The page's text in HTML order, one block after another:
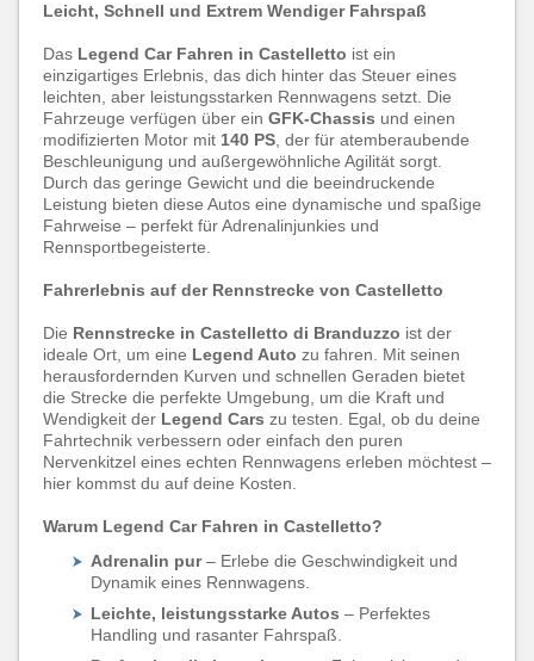
Leicht, Schnell und Extrem Wendiger Fahrspaß
Das Legend Car Fahren in Castelletto ist ein
einzigartiges Erlebnis, das dich hinter das Steuer eines
leichten, aber leistungsstarken Rennwagens setzt. Die
Fahrzeuge verfügen über ein GFK-Chassis und einen
modifizierten Motor mit 140 PS , der für atemberaubende
Beschleunigung und außergewöhnliche Agilität sorgt.
Durch das geringe Gewicht und die beeindruckende
Leistung bieten diese Autos eine dynamische und spaßige
Fahrweise – perfekt für Adrenalinjunkies und
Rennsportbegeisterte.
Fahrerlebnis auf der Rennstrecke von Castelletto
Die Rennstrecke in Castelletto di Branduzzo ist der
ideale Ort, um eine Legend Auto zu fahren. Mit seinen
herausfordernden Kurven und schnellen Geraden bietet
die Strecke die perfekte Umgebung, um die Kraft und
Wendigkeit der Legend Cars zu testen. Egal, ob du deine
Fahrtechnik verbessern oder einfach den puren
Nervenkitzel eines echten Rennwagens erleben möchtest –
hier kommst du auf deine Kosten.
Warum Legend Car Fahren in Castelletto?
Adrenalin pur– Erlebe die Geschwindigkeit und
Dynamik eines Rennwagens.
Leichte, leistungsstarke Autos – Perfektes
Handling und rasanter Fahrspaß.